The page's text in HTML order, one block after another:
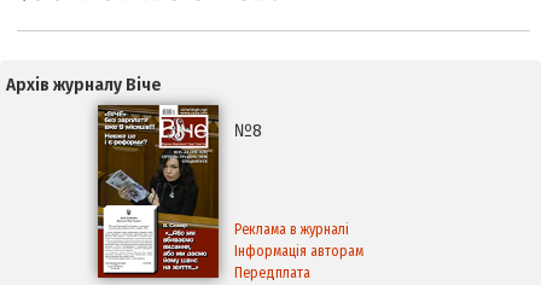
Архів журналу Віче
№8
Реклама в журналі
Інформація авторам
Передплата